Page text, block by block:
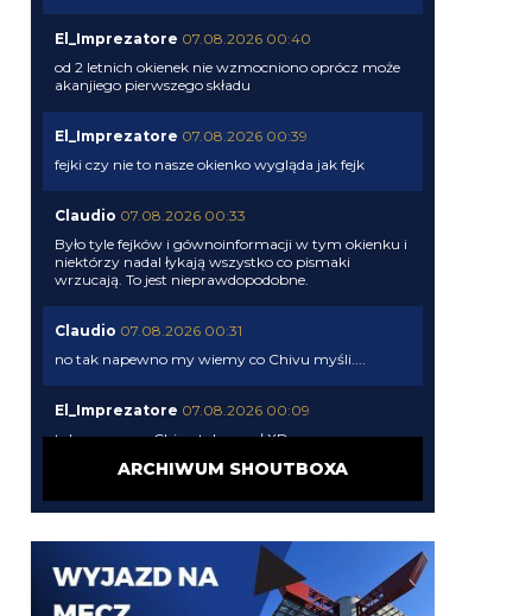
El_Imprezatore 07.08.2026 00:40
od 2 letnich okienek nie wzmocniono oprócz może
akanjiego pierwszego składu
El_Imprezatore 07.08.2026 00:39
fejki czy nie to nasze okienko wygląda jak fejk
Claudio 07.08.2026 00:33
Było tyle fejków i gównoinformacji w tym okienku i
niektórzy nadal łykają wszystko co pismaki
wrzucają. To jest nieprawdopodobne.
Claudio 07.08.2026 00:31
no tak napewno my wiemy co Chivu myśli....
El_Imprezatore 07.08.2026 00:09
tak na pewno Chivu tak uznał XD
pismaki zawsze maja info z opoznieniem. Moze juz
Claudio 06.08.2026 23:57
ARCHIWUM SHOUTBOXA